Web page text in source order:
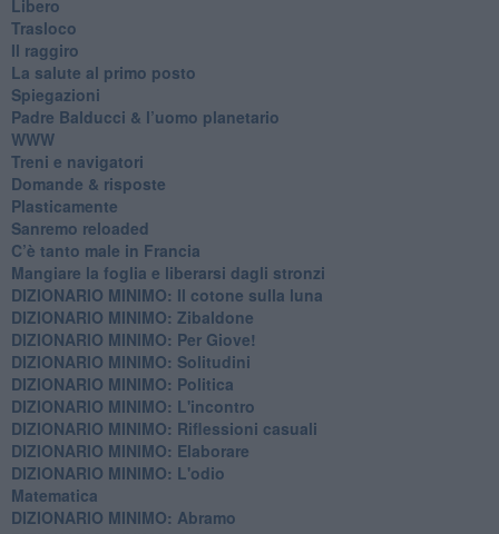
Libero
Trasloco
Il raggiro
​La salute al primo posto
Spiegazioni
Padre Balducci & l’uomo planetario
WWW
​Treni e navigatori
​Domande & risposte
​Plasticamente
Sanremo reloaded
C’è tanto male in Francia
​Mangiare la foglia e liberarsi dagli stronzi
DIZIONARIO MINIMO: Il cotone sulla luna
DIZIONARIO MINIMO: Zibaldone
DIZIONARIO MINIMO: Per Giove!
DIZIONARIO MINIMO: Solitudini
DIZIONARIO MINIMO: Politica
DIZIONARIO MINIMO: L'incontro
DIZIONARIO MINIMO: Riflessioni casuali
DIZIONARIO MINIMO: Elaborare
DIZIONARIO MINIMO: L'odio
​Matematica
DIZIONARIO MINIMO: Abramo